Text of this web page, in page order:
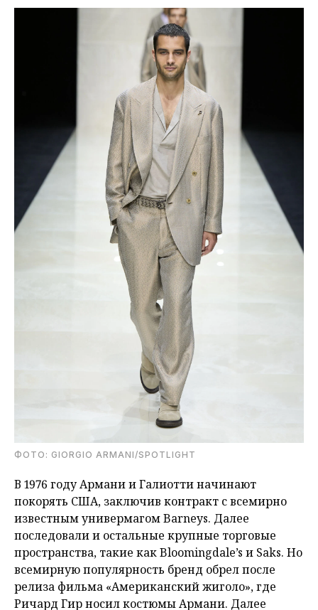
ФОТО: GIORGIO ARMANI/SPOTLIGHT
В 1976 году Армани и Галиотти начинают
покорять США, заключив контракт с всемирно
известным универмагом Barneys. Далее
последовали и остальные крупные торговые
пространства, такие как Bloomingdale’s и Saks. Но
всемирную популярность бренд обрел после
релиза фильма «Американский жиголо», где
Ричард Гир носил костюмы Армани. Далее